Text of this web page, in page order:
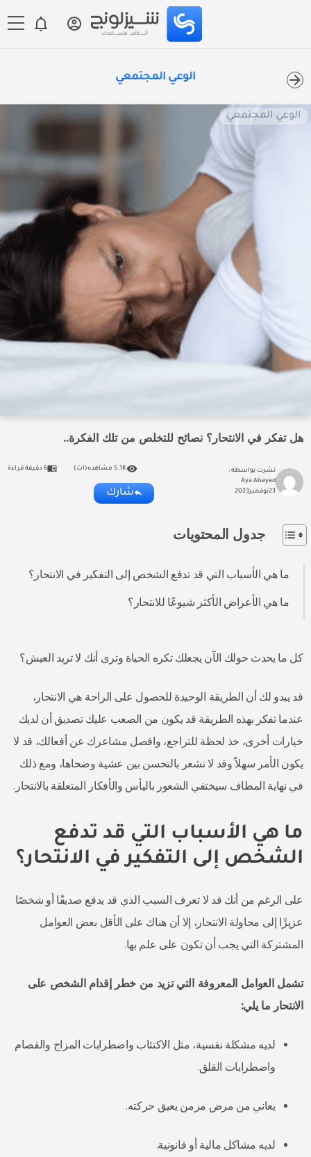
الوعي المجتمعي
الوعي المجتمعي
هل تفكر في الانتحار؟ نصائح للتخلص من تلك الفكرة..
نشرت بواسطه :
Aya Alsayed
23نوفمبر2023
5.1K مشاهده(ات) 6 دقيقة قراءة
شارك
جدول المحتويات
ما هي الأسباب التي قد تدفع الشخص إلى التفكير في الانتحار؟
ما هي الأعراض الأكثر شيوعًا للانتحار؟
كل ما يحدث حولك الآن يجعلك تكره الحياة وترى أنك لا تريد العيش؟
قد يبدو لك أن الطريقة الوحيدة للحصول على الراحة هي الانتحار،
عندما تفكر بهذه الطريقة قد يكون من الصعب عليك تصديق أن لديك
خيارات أخرى، خذ لحظة للتراجع، وافصل مشاعرك عن أفعالك، قد لا
يكون الأمر سهلاً وقد لا تشعر بالتحسن بين عشية وضحاها، ومع ذلك
في نهاية المطاف سيختفي الشعور باليأس والأفكار المتعلقة بالانتحار.
ما هي الأسباب التي قد تدفع
الشخص إلى التفكير في الانتحار؟
على الرغم من أنك قد لا تعرف السبب الذي قد يدفع صديقًا أو شخصًا
عزيزًا إلى محاولة الانتحار، إلا أن هناك على الأقل بعض العوامل
المشتركة التي يجب أن تكون على علم بها.
تشمل العوامل المعروفة التي تزيد من خطر إقدام الشخص على
الانتحار ما يلي:
لديه مشكلة نفسية، مثل الاكتئاب واضطرابات المزاج والفصام
واضطرابات القلق.
يعاني من مرض مزمن يعيق حركته.
لديه مشاكل مالية أو قانونية.